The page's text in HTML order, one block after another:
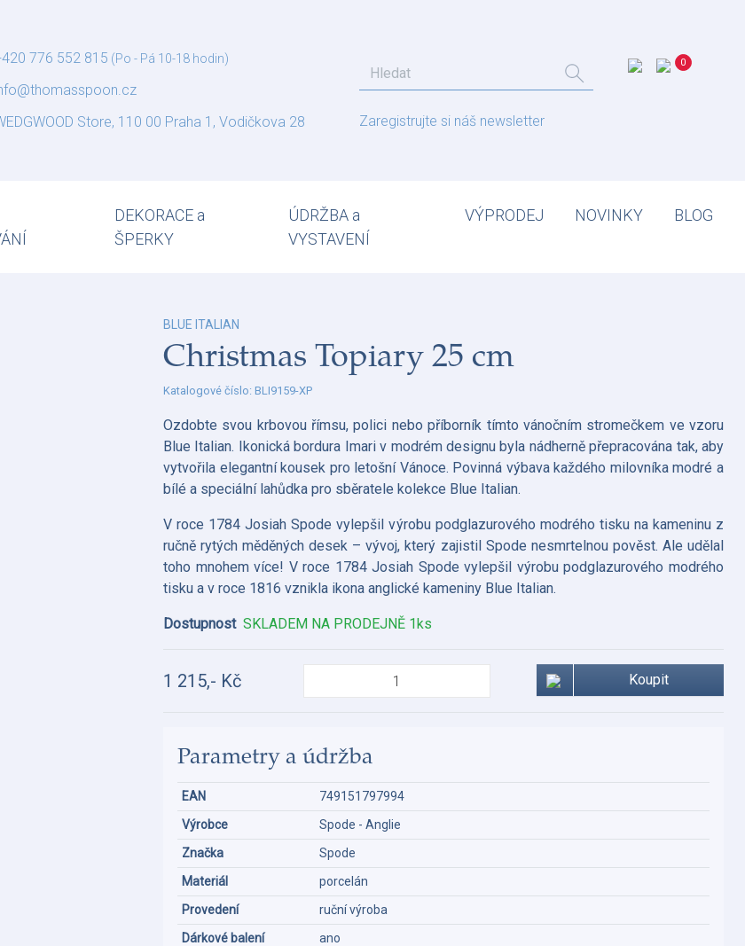
776 552 815 (Po - Pá 10-18 hodin)
Store, 110 00 Praha 1, Vodičkova 28
Zaregistrujte si náš newsletter
DEKORACE a
ŠPERKY
ÚDRŽBA a
VYSTAVENÍ
VÝPRODEJ NOVINKY BLOG
BLUE ITALIAN
Christmas Topiary 25 cm
Katalogové číslo: BLI9159-XP
Ozdobte svou krbovou římsu, polici nebo příborník tímto vánočním stromečkem ve vzoru
Blue Italian. Ikonická bordura Imari v modrém designu byla nádherně přepracována tak, aby
vytvořila elegantní kousek pro letošní Vánoce. Povinná výbava každého milovníka modré a
bílé a speciální lahůdka pro sběratele kolekce Blue Italian.
V roce 1784 Josiah Spode vylepšil výrobu podglazurového modrého tisku na kameninu z
ručně rytých měděných desek – vývoj, který zajistil Spode nesmrtelnou pověst. Ale udělal
toho mnohem více! V roce 1784 Josiah Spode vylepšil výrobu podglazurového modrého
tisku a v roce 1816 vznikla ikona anglické kameniny Blue Italian.
Dostupnost SKLADEM NA PRODEJNĚ 1ks
1 215,- Kč Koupit
Parametry a údržba
EAN
749151797994
Výrobce
Spode - Anglie
Značka
Spode
Materiál
porcelán
Provedení
ruční výroba
Dárkové balení
ano